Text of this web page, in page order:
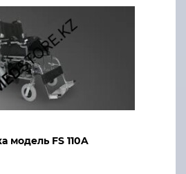
модель FS 110A